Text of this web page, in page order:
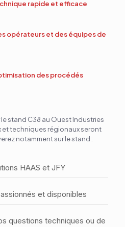
rapide et efficace
opérateurs et des équipes de
des procédés
stand C38 au Ouest Industries
et techniques régionaux seront
notamment sur le stand :
HAAS et JFY
et disponibles
questions techniques ou de